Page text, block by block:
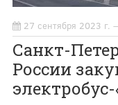
27 сентября 2023 г.
Санкт-
России